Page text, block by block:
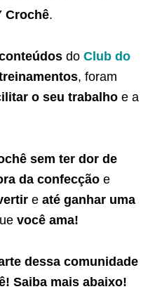
Crochê.
do Club do
, foram
o seu trabalho e a
sem ter dor de
da confecção e
e até ganhar uma
você ama!
dessa comunidade
! Saiba mais abaixo!